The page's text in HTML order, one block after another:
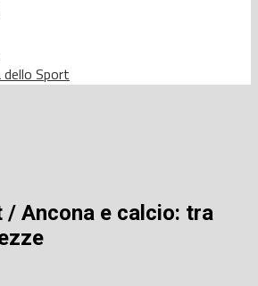
Sport
/ Ancona e calcio: tra